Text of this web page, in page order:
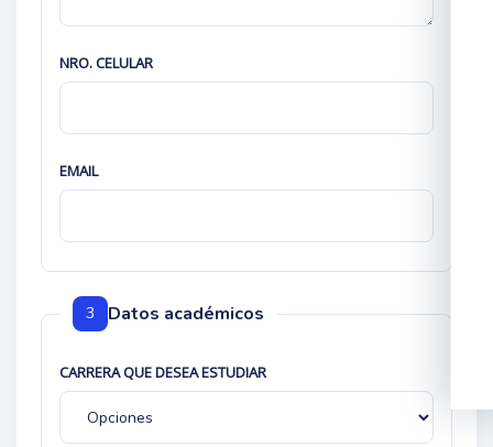
NRO. CELULAR
EMAIL
3 Datos académicos
CARRERA QUE DESEA ESTUDIAR